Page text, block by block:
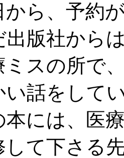
から、予約
出版社から
ミスの所で
い話をして
本には、医
して下さる